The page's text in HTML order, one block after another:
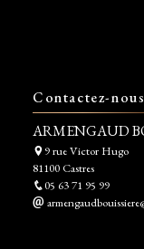
Contactez-nous
ARMENGAUD
9 rue Victor Hugo
81100 Castres
05 63 71 95 99